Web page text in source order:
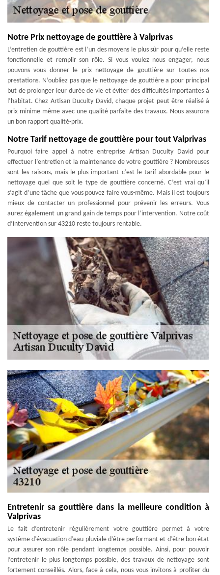
Notre Prix nettoyage de gouttière à Valprivas
L’entretien de gouttière est l’un des moyens le plus sûr pour qu’elle reste
fonctionnelle et remplir son rôle. Si vous voulez nous engager, nous
pouvons vous donner le prix nettoyage de gouttière sur toutes nos
prestations. N’oubliez pas que le nettoyage de gouttière a pour principal
but de prolonger leur durée de vie et éviter des difficultés importantes à
l’habitat. Chez Artisan Duculty David, chaque projet peut être réalisé à
prix minime même avec une qualité parfaite des travaux. Nous assurons
un bon rapport qualité-prix.
Notre Tarif nettoyage de gouttière pour tout Valprivas
Pourquoi faire appel à notre entreprise Artisan Duculty David pour
effectuer l’entretien et la maintenance de votre gouttière ? Nombreuses
sont les raisons, mais le plus important c’est le tarif abordable pour le
nettoyage quel que soit le type de gouttière concerné. C’est vrai qu’il
s’agit d’une tâche que vous pouvez faire vous-même. Mais il est toujours
mieux de contacter un professionnel pour prévenir les erreurs. Vous
aurez également un grand gain de temps pour l’intervention. Notre coût
d’intervention sur 43210 reste toujours rentable.
Entretenir sa gouttière dans la meilleure condition à
Valprivas
Le fait d’entretenir régulièrement votre gouttière permet à votre
système d’évacuation d’eau pluviale d’être performant et d’être bon état
pour assurer son rôle pendant longtemps possible. Ainsi, pour pouvoir
l’entretenir le plus longtemps possible, des travaux de nettoyage sont
fortement conseillés. Alors, face à cela, nous vous invitons à profiter du